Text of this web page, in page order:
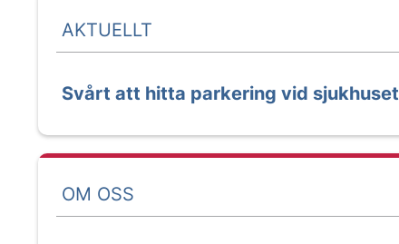
AKTUELLT
Svårt att hitta parkering vid sjukhuset
OM OSS